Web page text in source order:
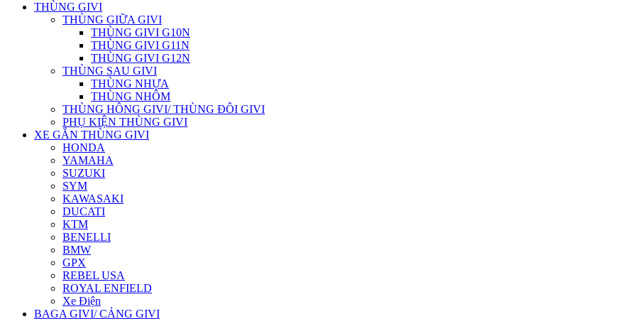
THÙNG GIVI
THÙNG GIỮA GIVI
THÙNG GIVI G10N
THÙNG GIVI G11N
THÙNG GIVI G12N
THÙNG SAU GIVI
THÙNG NHỰA
THÙNG NHÔM
THÙNG HÔNG GIVI/ THÙNG ĐÔI GIVI
PHỤ KIỆN THÙNG GIVI
XE GẮN THÙNG GIVI
HONDA
YAMAHA
SUZUKI
SYM
KAWASAKI
DUCATI
KTM
BENELLI
BMW
GPX
REBEL USA
ROYAL ENFIELD
Xe Điện
BAGA GIVI/ CẢNG GIVI